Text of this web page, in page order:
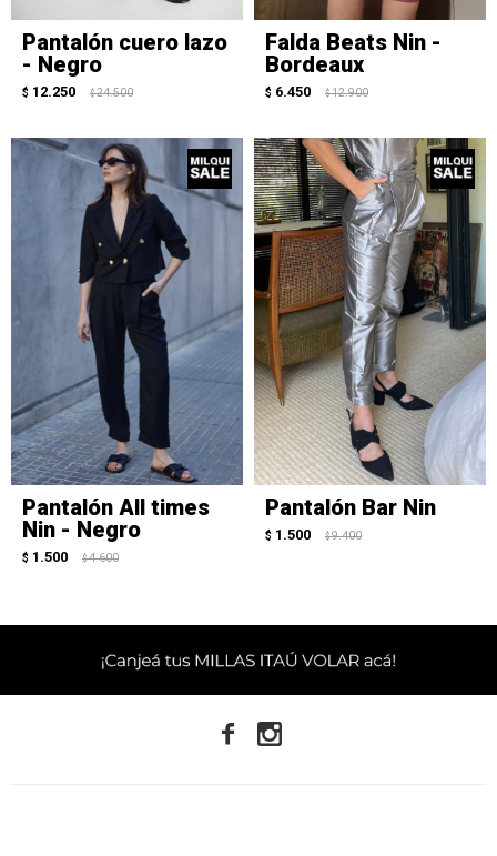
Pantalón cuero lazo
- Negro
$ 12.250 $ 24.500
Falda Beats Nin -
Bordeaux
$ 6.450 $ 12.900
Pantalón All times
Nin - Negro
$ 1.500 $ 4.600
Pantalón Bar Nin
$ 1.500 $ 9.400
 